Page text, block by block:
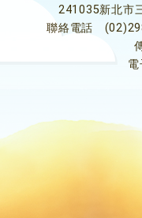
241035新北市
聯絡電話